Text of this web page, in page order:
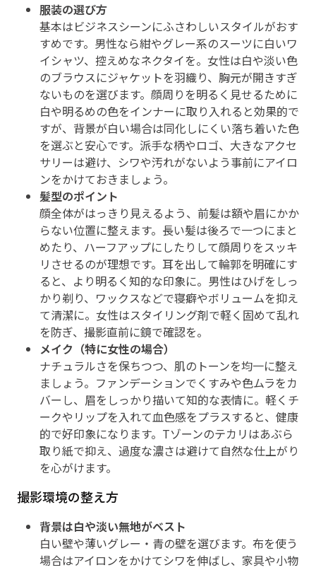
服装の選び方
基本はビジネスシーンにふさわしいスタイルがおす
すめです。男性なら紺やグレー系のスーツに白いワ
イシャツ、控えめなネクタイを。女性は白や淡い色
のブラウスにジャケットを羽織り、胸元が開きすぎ
ないものを選びます。顔周りを明るく見せるために
白や明るめの色をインナーに取り入れると効果的で
すが、背景が白い場合は同化しにくい落ち着いた色
を選ぶと安心です。派手な柄やロゴ、大きなアクセ
サリーは避け、シワや汚れがないよう事前にアイロ
ンをかけておきましょう。
髪型のポイント
顔全体がはっきり見えるよう、前髪は額や眉にかか
らない位置に整えます。長い髪は後ろで一つにまと
めたり、ハーフアップにしたりして顔周りをスッキ
リさせるのが理想です。耳を出して輪郭を明確にす
ると、より明るく知的な印象に。男性はひげをしっ
かり剃り、ワックスなどで寝癖やボリュームを抑え
て清潔に。女性はスタイリング剤で軽く固めて乱れ
を防ぎ、撮影直前に鏡で確認を。
メイク（特に女性の場合）
ナチュラルさを保ちつつ、肌のトーンを均一に整え
ましょう。ファンデーションでくすみや色ムラをカ
バーし、眉をしっかり描いて知的な表情に。軽くチ
ークやリップを入れて血色感をプラスすると、健康
的で好印象になります。Tゾーンのテカリはあぶら
取り紙で抑え、過度な濃さは避けて自然な仕上がり
を心がけます。
撮影環境の整え方
背景は白や淡い無地がベスト
白い壁や薄いグレー・青の壁を選びます。布を使う
場合はアイロンをかけてシワを伸ばし、家具や小物